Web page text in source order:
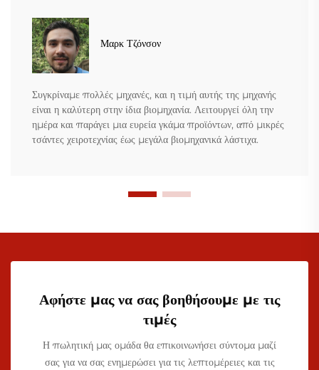
Μαρκ Τζόνσον
Συγκρίναμε πολλές μηχανές, και η τιμή αυτής της μηχανής
είναι η καλύτερη στην ίδια βιομηχανία. Λειτουργεί όλη την
ημέρα και παράγει μια ευρεία γκάμα προϊόντων, από μικρές
τσάντες χειροτεχνίας έως μεγάλα βιομηχανικά λάστιχα.
Αφήστε μας να σας βοηθήσουμε με τις
τιμές
Η πωλητική μας ομάδα θα επικοινωνήσει σύντομα μαζί
σας για να σας ενημερώσει για τις λεπτομέρειες και τις